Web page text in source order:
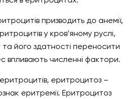
призводить до анемії,
у кров’яному руслі,
та його здатності переносити
впливають численні фактори.
еритроцитів, еритроцитоз –
еритремії. Еритроцитоз